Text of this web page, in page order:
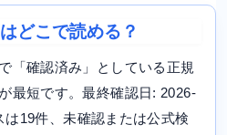
どこで読める？
「確認済み」としている正規
最短です。最終確認日: 2026-
19件、未確認または公式検